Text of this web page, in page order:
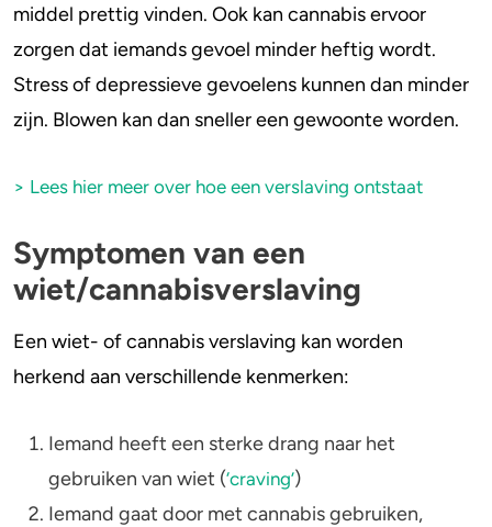
middel prettig vinden. Ook kan cannabis ervoor
zorgen dat iemands gevoel minder heftig wordt.
Stress of depressieve gevoelens kunnen dan minder
zijn. Blowen kan dan sneller een gewoonte worden.
> Lees hier meer over hoe een verslaving ontstaat
Symptomen van een
wiet/cannabisverslaving
Een wiet- of cannabis verslaving kan worden
herkend aan verschillende kenmerken:
Iemand heeft een sterke drang naar het
gebruiken van wiet (‘craving’)
Iemand gaat door met cannabis gebruiken,